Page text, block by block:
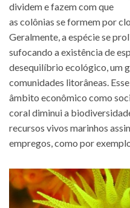
dividem e fazem com que
as colônias se formem por
Geralmente, a espécie se
sufocando a existência de
desequilíbrio ecológico, um
comunidades litorâneas.
âmbito econômico como
coral diminui a
recursos vivos marinhos
empregos, como por